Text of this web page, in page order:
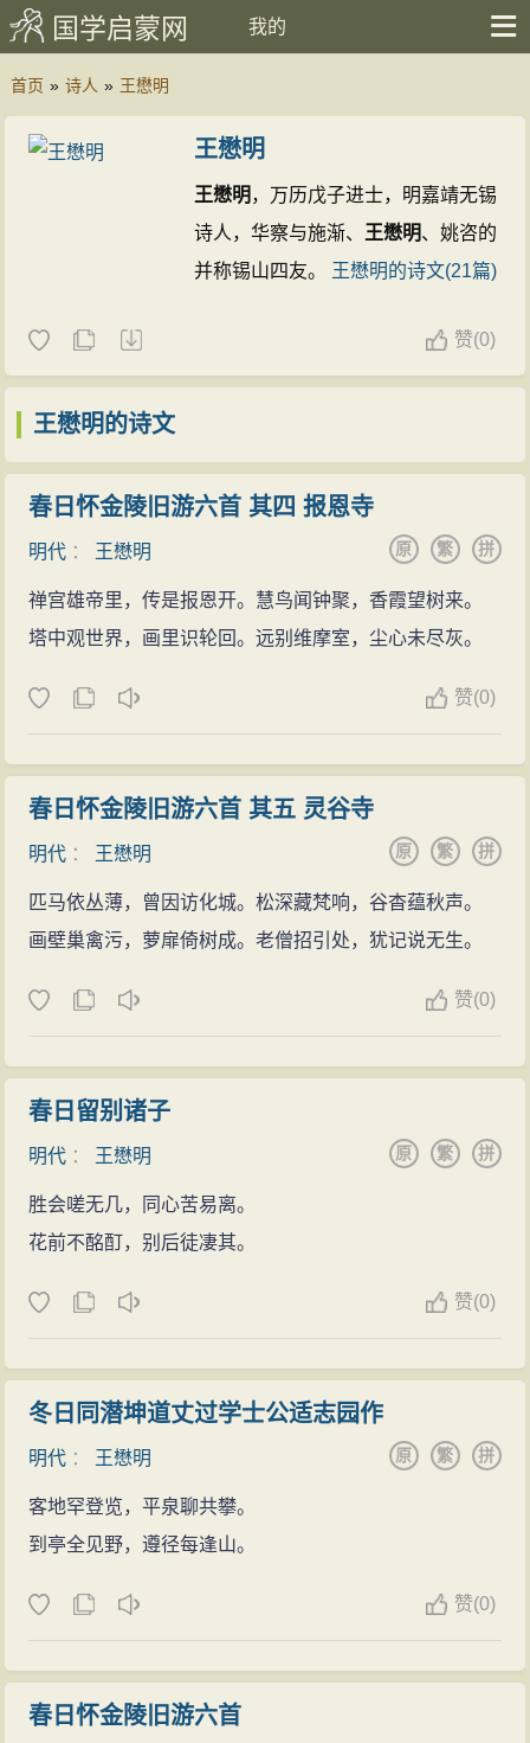
国学启蒙网 我的
首页 » 诗人 » 王懋明
王懋明
王懋明 ，万历戊子进士，明嘉靖无锡
诗人，华察与施渐、 王懋明、姚咨的
并称锡山四友。 王懋明的诗文(21篇)
赞(0)
王懋明的诗文
春日怀金陵旧游六首 其四 报恩寺
明代 ： 王懋明 拼
繁
原
禅宫雄帝里，传是报恩开。慧鸟闻钟聚，香霞望树来。
塔中观世界，画里识轮回。远别维摩室，尘心未尽灰。
赞(0)
春日怀金陵旧游六首 其五 灵谷寺
明代 ： 王懋明 拼
繁
原
匹马依丛薄，曾因访化城。松深藏梵响，谷杳蕴秋声。
画壁巢禽污，萝扉倚树成。老僧招引处，犹记说无生。
赞(0)
春日留别诸子
明代 ： 王懋明 拼
繁
原
胜会嗟无几，同心苦易离。
花前不酩酊，别后徒凄其。
赞(0)
冬日同潜坤道丈过学士公适志园作
明代 ： 王懋明 拼
繁
原
客地罕登览，平泉聊共攀。
到亭全见野，遵径每逢山。
赞(0)
春日怀金陵旧游六首